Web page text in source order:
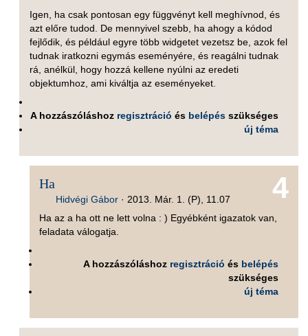
Igen, ha csak pontosan egy függvényt kell meghívnod, és
azt előre tudod. De mennyivel szebb, ha ahogy a kódod
fejlődik, és például egyre több widgetet vezetsz be, azok fel
tudnak iratkozni egymás eseményére, és reagálni tudnak
rá, anélkül, hogy hozzá kellene nyúlni az eredeti
objektumhoz, ami kiváltja az eseményeket.
A hozzászóláshoz regisztráció és belépés szükséges
új téma
4
Ha
Hidvégi Gábor· 2013. Már. 1. (P), 11.07
Ha az a ha ott ne lett volna : ) Egyébként igazatok van,
feladata válogatja.
A hozzászóláshoz regisztráció és belépés
szükséges
új téma